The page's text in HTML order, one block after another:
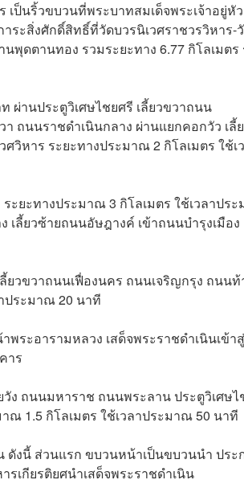
ป็นริ้วขบวนที่พระบาทสมเด็จพระเจ้าอยู่หัว
ะสิ่งศักดิ์สิทธิ์ที่วัดบวรนิเวศราชวรวิหาร-
ดตานทอง รวมระยะทาง 6.77 กิโลเมตร
านประตูวิเศษไชยศรี เลี้ยวขวาถนน
ถนนราชดำเนินกลาง ผ่านแยกคอกวัว เลี้
วิหาร ระยะทางประมาณ 2 กิโลเมตร ใช้เ
ะยะทางประมาณ 3 กิโลเมตร ใช้เวลาปร
เลี้ยวซ้ายถนนอัษฎางค์ เข้าถนนบำรุงเมือง
วขวาถนนเฟื่องนคร ถนนเจริญกรุง ถนนท้
ประมาณ 20 นาที
ระอารามหลวง เสด็จพระราชดำเนินเข้า
าร
ง ถนนมหาราช ถนนพระลาน ประตูวิเศษไ
1.5 กิโลเมตร ใช้เวลาประมาณ 50 นาที
ดังนี้ ส่วนแรก ขบวนหน้าเป็นขบวนนำ ประ
เกียรติยศนำเสด็จพระราชดำเนิน